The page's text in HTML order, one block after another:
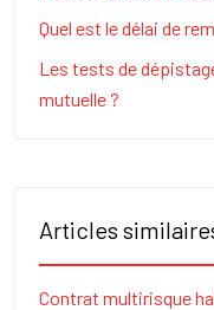
Quel est le délai de
Les tests de
mutuelle ?
Articles
Contrat multirisque